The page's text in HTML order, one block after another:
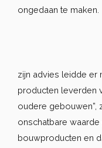
ongedaan te maken.
zijn advies leidde er
producten leverden
oudere gebouwen”,
onschatbare
bouwproducten en